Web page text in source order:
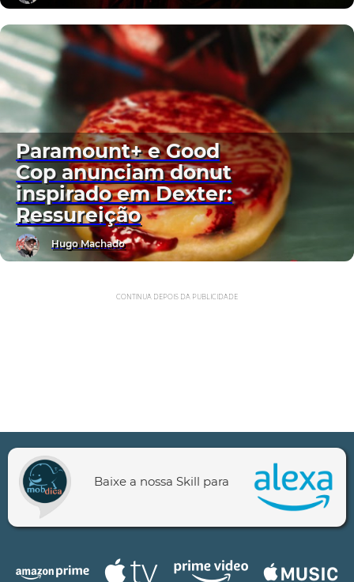
Paramount+ e Good
Cop anunciam donut
inspirado em Dexter:
Ressureição
Hugo Machado
CONTINUA DEPOIS DA PUBLICIDADE
Baixe a nossa Skill para